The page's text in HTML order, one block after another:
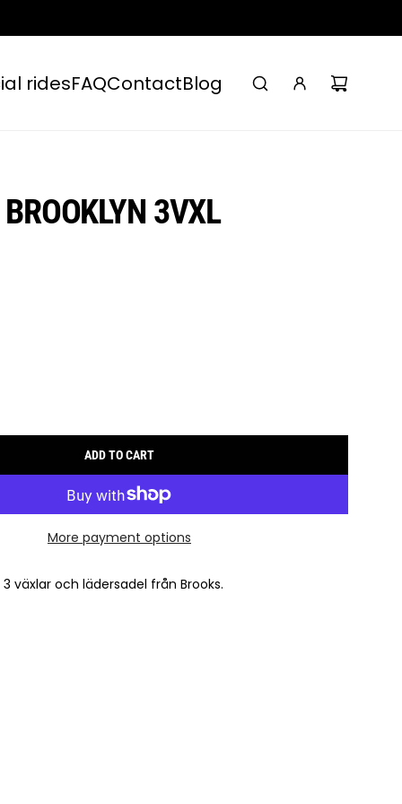
ridesFAQContactBlog
3VXL
ADD TO CART
L
A
I
G
More payment options
växlar och lädersadel från Brooks.